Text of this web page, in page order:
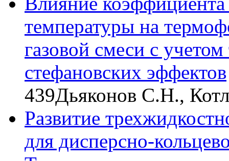
температуры на
газовой смеси с
стефановских эффектов
439Дьяконов С.Н.,
Развитие
для дисперсно-